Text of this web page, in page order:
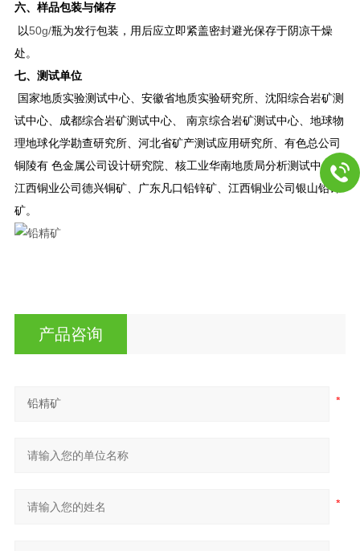
六、样品包装与储存
以50g/瓶为发行包装，用后应立即紧盖密封避光保存于阴凉干燥
处。
七、测试单位
国家地质实验测试中心、安徽省地质实验研究所、沈阳综合岩矿测
试中心、成都综合岩矿测试中心、 南京综合岩矿测试中心、地球物
理地球化学勘查研究所、河北省矿产测试应用研究所、有色总公司
铜陵有 色金属公司设计研究院、核工业华南地质局分析测试中心、
江西铜业公司德兴铜矿、广东凡口铅锌矿、江西铜业公司银山铅锌
矿。
产品咨询